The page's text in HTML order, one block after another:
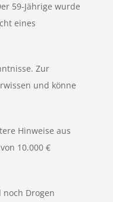
59-Jährige wurde
eines
Zur
und könne
Hinweise aus
10.000 €
noch Drogen